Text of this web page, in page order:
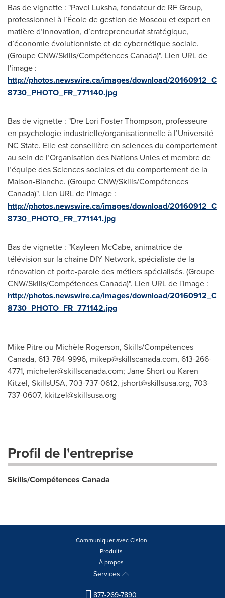
Bas de vignette : "Pavel Luksha, fondateur de RF Group,
professionnel à l’École de gestion de Moscou et expert en
matière d’innovation, d’entrepreneuriat stratégique,
d’économie évolutionniste et de cybernétique sociale.
(Groupe CNW/Skills/Compétences Canada)". Lien URL de
l'image :
http://photos.newswire.ca/images/download/20160912_C
8730_PHOTO_FR_771140.jpg
Bas de vignette : "Dre Lori Foster Thompson, professeure
en psychologie industrielle/organisationnelle à l’Université
NC State. Elle est conseillère en sciences du comportement
au sein de l’Organisation des Nations Unies et membre de
l’équipe des Sciences sociales et du comportement de la
Maison-Blanche. (Groupe CNW/Skills/Compétences
Canada)". Lien URL de l'image :
http://photos.newswire.ca/images/download/20160912_C
8730_PHOTO_FR_771141.jpg
Bas de vignette : "Kayleen McCabe, animatrice de
télévision sur la chaîne DIY Network, spécialiste de la
rénovation et porte-parole des métiers spécialisés. (Groupe
CNW/Skills/Compétences Canada)". Lien URL de l'image :
http://photos.newswire.ca/images/download/20160912_C
8730_PHOTO_FR_771142.jpg
Mike Pitre ou Michèle Rogerson, Skills/Compétences
Canada, 613-784-9996, mikep@skillscanada.com, 613-266-
4771, micheler@skillscanada.com; Jane Short ou Karen
Kitzel, SkillsUSA, 703-737-0612, jshort@skillsusa.org, 703-
737-0607, kkitzel@skillsusa.org
Profil de l'entreprise
Skills/Compétences Canada
Communiquer avec Cision
Produits
À propos
Services
877-269-7890